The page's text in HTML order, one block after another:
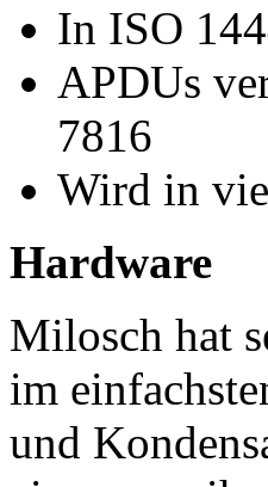
In ISO
APDUs
7816
Wird in
Hardware
Milosch hat
im
und